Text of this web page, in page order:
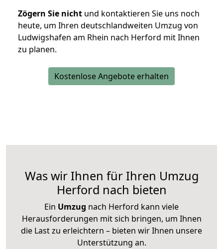
Zögern Sie nicht und kontaktieren Sie uns noch
heute, um Ihren deutschlandweiten Umzug von
Ludwigshafen am Rhein nach Herford mit Ihnen
zu planen.
Kostenlose Angebote erhalten
Was wir Ihnen für Ihren Umzug
Herford nach bieten
Ein Umzug nach Herford kann viele
Herausforderungen mit sich bringen, um Ihnen
die Last zu erleichtern – bieten wir Ihnen unsere
Unterstützung an.